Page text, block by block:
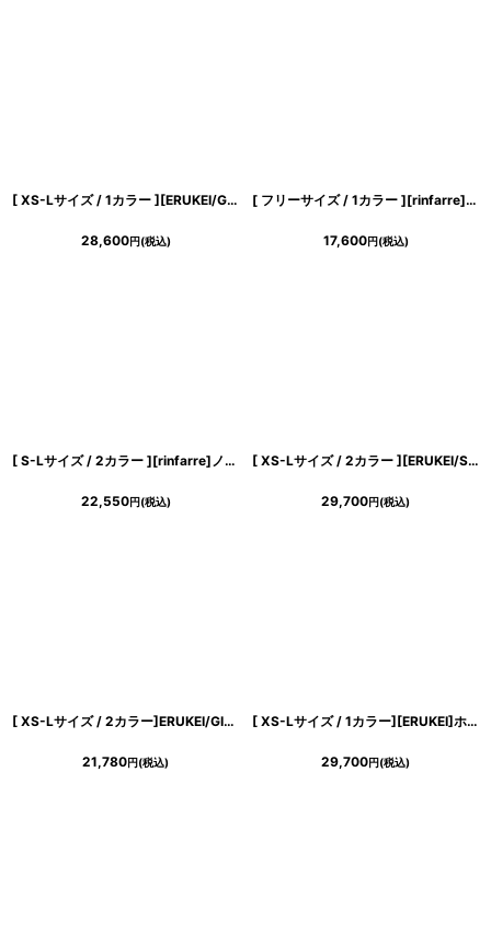
[ XS-Lサイズ / 1カラー ][ERUKEI/GINZA COUTURE]総レース・ビジューボタン・半袖・フェイクポケット・Aライン・ミディアムドレス・ワンピース[送料無料]
28,600円(税込)
[ フリーサイズ / 1カラー ][rinfarre]ノースリーブ・Vネック・プリント・カシュクール・マキシ・ロングドレス・ワンピース[奈月セナ着用][送料無料]
17,600円(税込)
[ S-Lサイズ / 2カラー ][rinfarre]ノースリーブ・シンプル・ペンシル・ボートネック・タイト・ミディアムドレス・ワンピース[黒木麗奈着用・薗田杏奈着用][送料無料]
22,550円(税込)
[ XS-Lサイズ / 2カラー ][ERUKEI/SETTAN]シンプル・ラインストーン・スパンコール・ポケット・ノースリーブ・Aライン・ミニドレス・ワンピース[送料無料]
29,700円(税込)
[ XS-Lサイズ / 2カラー]ERUKEI/GINZA COUTURE]フリンジジャガード・ラインストーン・パール・半袖・フリル・Aライン・ミニドレス・ワンピース[送料無料]
21,780円(税込)
[ XS-Lサイズ / 1カラー][ERUKEI]ホワイト・ジャケットライク・テーラード・プリーツ・ノースリーブ・Aライン・ミディアムドレス・ワンピース[黒木麗奈着用][送料無料]
29,700円(税込)